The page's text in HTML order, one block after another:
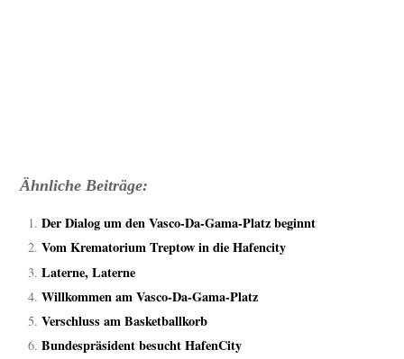
Ähnliche Beiträge:
Der Dialog um den Vasco-Da-Gama-Platz beginnt
Vom Krematorium Treptow in die Hafencity
Laterne, Laterne
Willkommen am Vasco-Da-Gama-Platz
Verschluss am Basketballkorb
Bundespräsident besucht HafenCity